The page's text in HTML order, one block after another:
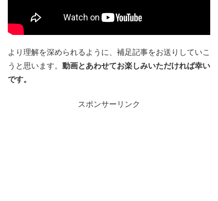
より理解を深められるように、補足記事をお送りしていこ
うと思います。 動画とあわせてお楽しみいただければ幸い
です。
スポンサーリンク